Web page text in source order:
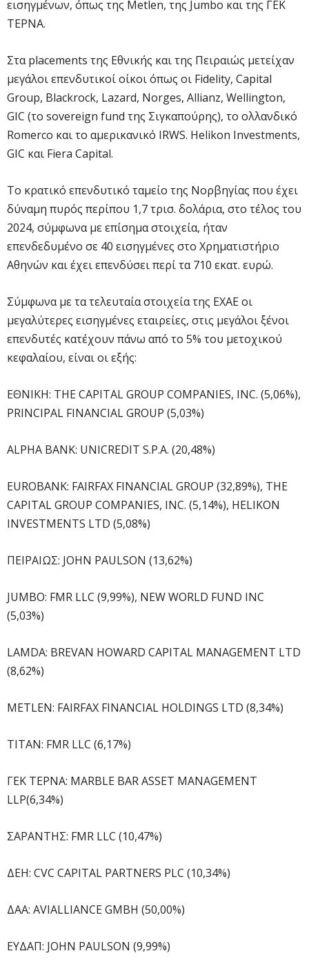
εισηγμένων, όπως της Metlen, της Jumbo και της ΓΕΚ
ΤΕΡΝΑ.
Στα placements της Εθνικής και της Πειραιώς μετείχαν
μεγάλοι επενδυτικοί οίκοι όπως οι Fidelity, Capital
Group, Blackrock, Lazard, Norges, Allianz, Wellington,
GIC (το sovereign fund της Σιγκαπούρης), το ολλανδικό
Romerco και το αμερικανικό IRWS. Helikon Investments,
GIC και Fiera Capital.
Το κρατικό επενδυτικό ταμείο της Νορβηγίας που έχει
δύναμη πυρός περίπου 1,7 τρισ. δολάρια, στο τέλος του
2024, σύμφωνα με επίσημα στοιχεία, ήταν
επενδεδυμένο σε 40 εισηγμένες στο Χρηματιστήριο
Αθηνών και έχει επενδύσει περί τα 710 εκατ. ευρώ.
Σύμφωνα με τα τελευταία στοιχεία της ΕΧΑΕ οι
μεγαλύτερες εισηγμένες εταιρείες, στις μεγάλοι ξένοι
επενδυτές κατέχουν πάνω από το 5% του μετοχικού
κεφαλαίου, είναι οι εξής:
ΕΘΝΙΚΗ: THE CAPITAL GROUP COMPANIES, INC. (5,06%),
PRINCIPAL FINANCIAL GROUP (5,03%)
ALPHA BANK: UNICREDIT S.P.A. (20,48%)
EUROBANK: FAIRFAX FINANCIAL GROUP (32,89%), THE
CAPITAL GROUP COMPANIES, INC. (5,14%), HELIKON
INVESTMENTS LTD (5,08%)
ΠΕΙΡΑΙΩΣ: JOHN PAULSON (13,62%)
JUMBO: FMR LLC (9,99%), NEW WORLD FUND INC
(5,03%)
LAMDA: BREVAN HOWARD CAPITAL MANAGEMENT LTD
(8,62%)
METLEN: FAIRFAX FINANCIAL HOLDINGS LTD (8,34%)
ΤΙΤΑΝ: FMR LLC (6,17%)
ΓΕΚ ΤΕΡΝΑ: MARBLE BAR ASSET MANAGEMENT
LLP(6,34%)
ΣΑΡΑΝΤΗΣ: FMR LLC (10,47%)
ΔΕΗ: CVC CAPITAL PARTNERS PLC (10,34%)
ΔΑΑ: AVIALLIANCE GMBH (50,00%)
ΕΥΔΑΠ: JOHN PAULSON (9,99%)